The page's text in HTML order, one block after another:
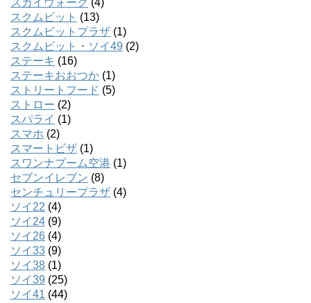
スクムビット (13)
スクムビットプラザ (1)
スクムビット・ソイ49 (2)
ステーキ (16)
ステーキおおつか (1)
ストリートフード (5)
ストロー (2)
スパライ (1)
スマホ (2)
スマートビザ (1)
スワンナプーム空港 (1)
セブンイレブン (8)
センチュリープラザ (4)
ソイ22 (4)
ソイ24 (9)
ソイ26 (4)
ソイ33 (9)
ソイ38 (1)
ソイ39 (25)
ソイ41 (44)